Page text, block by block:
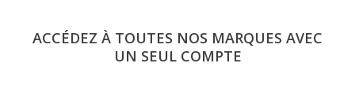
ACCÉDEZ À TOUTES NOS MARQUES AVEC
UN SEUL COMPTE